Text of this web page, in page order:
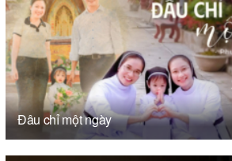
Đâu chỉ một ngày